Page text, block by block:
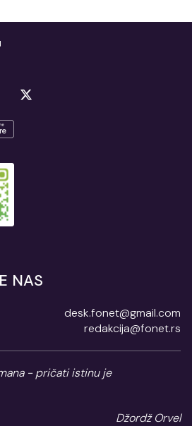
NAS
desk.fonet@gmail.com
redakcija@fonet.rs
- pričati istinu je
Džordž Orvel